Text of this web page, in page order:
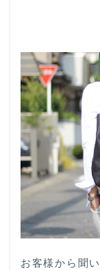
お客様から聞